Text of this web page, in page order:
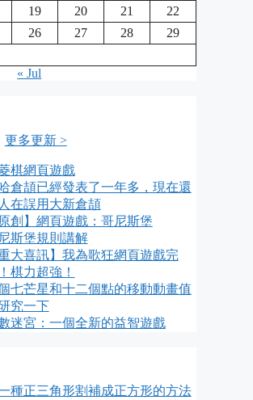
19 20 21
22
26 27 28
29
« Jul
更多更新 >
棋網頁遊戲
倉頡已經發表了一年多，現在還
在誤用大新倉頡
原創】網頁遊戲：哥尼斯堡
斯堡規則講解
重大喜訊】我為歌狂網頁遊戲完
棋力超強！
七芒星和十二個點的移動動畫值
究一下
迷宮：一個全新的益智遊戲
種正三角形割補成正方形的方法